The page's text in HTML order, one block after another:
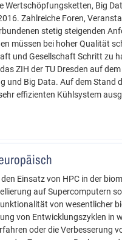
Wertschöpfungsketten, Big
Zahlreiche Foren,
stetig steigenden
müssen bei hoher Qualität
und Gesellschaft Schritt zu
ZIH der TU Dresden auf
Big Data. Auf dem Stand
effizienten Kühlsystem
Einsatz von HPC in der
auf Supercomputern
von wesentlicher
von Entwicklungszyklen in
oder die Verbesserung